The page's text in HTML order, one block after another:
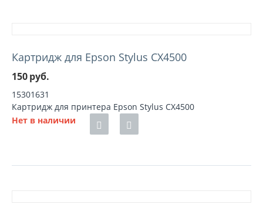
Картридж для Epson Stylus CX4500
150руб.
15301631
Картридж для принтера Epson Stylus CX4500
Нет в наличии